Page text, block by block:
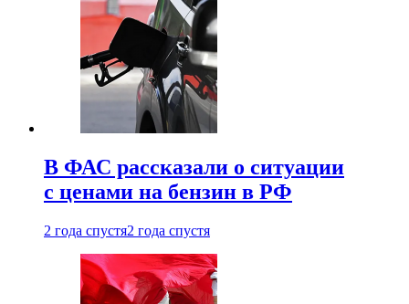
В ФАС рассказали о ситуации
с ценами на бензин в РФ
2 года спустя2 года спустя